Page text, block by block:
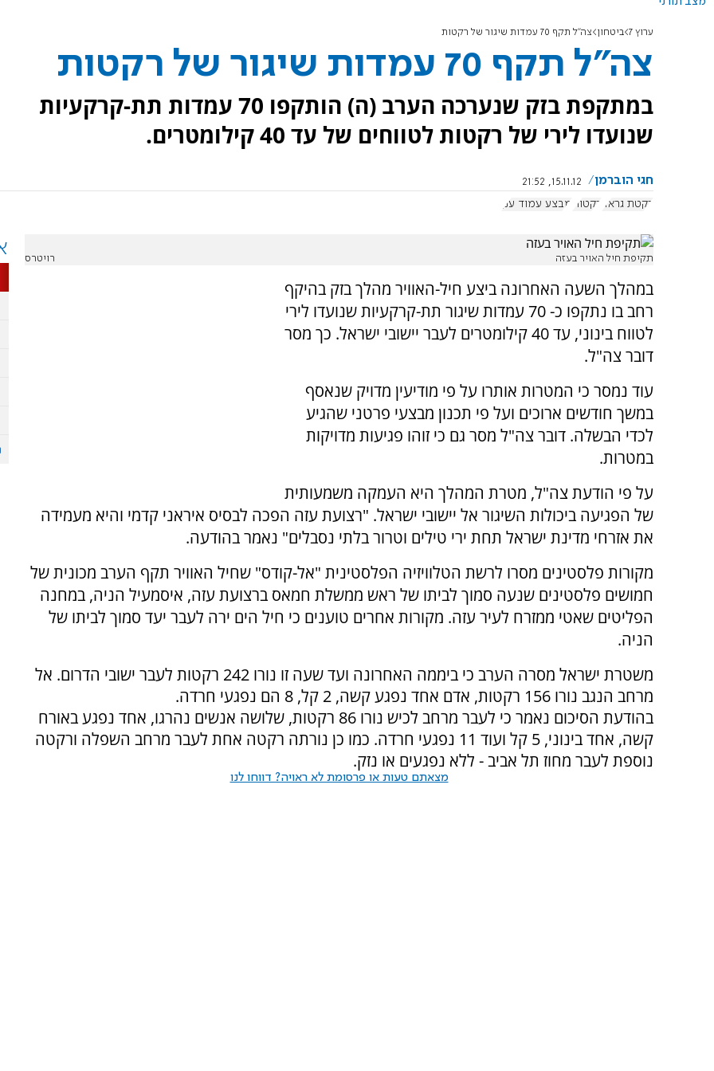
ערוץ 7 ביטחון צה"ל תקף 70 עמדות שיגור של רקטות
צה"ל תקף 70 עמדות שיגור של רקטות
במתקפת בזק שנערכה הערב (ה) הותקפו 70 עמדות תת-קרקעיות
שנועדו לירי של רקטות לטווחים של עד 40 קילומטרים.
חגי הוברמן
15.11.12, 21:52
רקטת גראד רקטות מבצע עמוד ענן
תקיפת חיל האויר בעזה רויטרס
במהלך השעה האחרונה ביצע חיל-האוויר מהלך בזק בהיקף
רחב בו נתקפו כ- 70 עמדות שיגור תת-קרקעיות שנועדו לירי
לטווח בינוני, עד 40 קילומטרים לעבר יישובי ישראל. כך מסר
דובר צה"ל.
עוד נמסר כי המטרות אותרו על פי מודיעין מדויק שנאסף
במשך חודשים ארוכים ועל פי תכנון מבצעי פרטני שהגיע
לכדי הבשלה. דובר צה"ל מסר גם כי זוהו פגיעות מדויקות
במטרות.
על פי הודעת צה"ל, מטרת המהלך היא העמקה משמעותית
של הפגיעה ביכולות השיגור אל יישובי ישראל. "רצועת עזה הפכה לבסיס איראני קדמי והיא מעמידה
את אזרחי מדינת ישראל תחת ירי טילים וטרור בלתי נסבלים" נאמר בהודעה.
מקורות פלסטינים מסרו לרשת הטלוויזיה הפלסטינית "אל-קודס" שחיל האוויר תקף הערב מכונית של
חמושים פלסטינים שנעה סמוך לביתו של ראש ממשלת חמאס ברצועת עזה, איסמעיל הניה, במחנה
הפליטים שאטי ממזרח לעיר עזה. מקורות אחרים טוענים כי חיל הים ירה לעבר יעד סמוך לביתו של
הניה.
משטרת ישראל מסרה הערב כי ביממה האחרונה ועד שעה זו נורו 242 רקטות לעבר ישובי הדרום.
אל
מרחב הנגב נורו 156 רקטות, אדם אחד נפגע קשה, 2 קל, 8 הם נפגעי חרדה.
בהודעת הסיכום נאמר כי לעבר מרחב לכיש נורו 86 רקטות, שלושה אנשים נהרגו, אחד נפגע באורח
קשה, אחד בינוני, 5 קל ועוד 11 נפגעי חרדה.
כמו כן נורתה רקטה אחת לעבר מרחב השפלה ורקטה
נוספת לעבר מחוז תל אביב - ללא נפגעים או נזק.
מצאתם טעות או פרסומת לא ראויה? דווחו לנו